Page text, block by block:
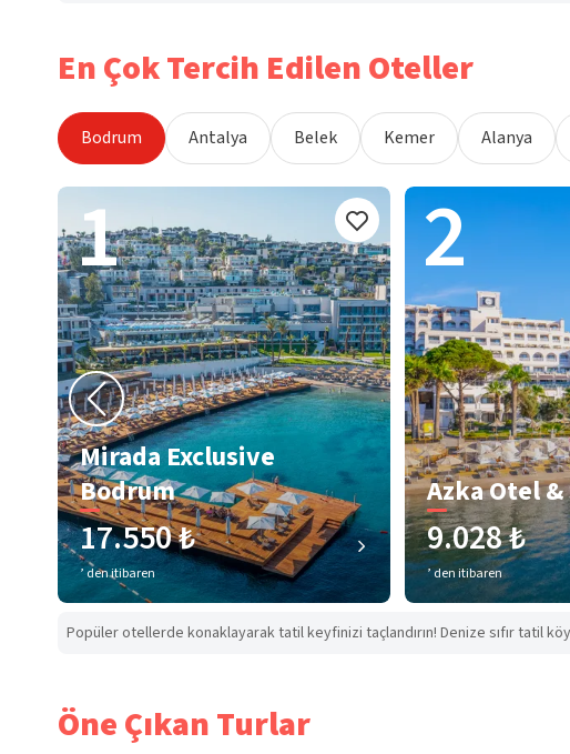
En Çok Tercih Edilen Oteller
Bodrum Antalya Belek Kemer Alanya
1
Mirada Exclusive
Bodrum
17.550 ₺
’ den itibaren
2
Azka Otel &
9.028 ₺
’ den itibaren
Popüler otellerde konaklayarak tatil keyfinizi taçlandırın! Denize sıfır tatil
Öne Çıkan Turlar